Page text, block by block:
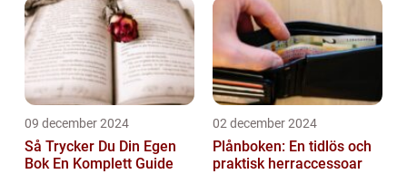
09 december 2024
Så Trycker Du Din Egen
Bok En Komplett Guide
02 december 2024
Plånboken: En tidlös och
praktisk herraccessoar